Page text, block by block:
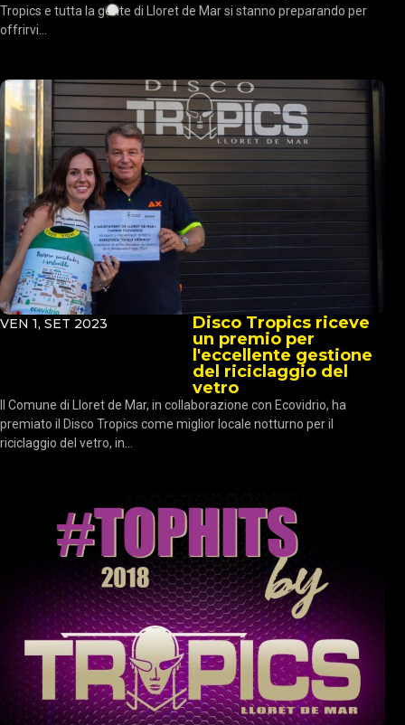
Tropics e tutta la gente di Lloret de Mar si stanno preparando per
offrirvi...
VEN 1, SET 2023
Disco Tropics riceve
un premio per
l'eccellente gestione
del riciclaggio del
vetro
Il Comune di Lloret de Mar, in collaborazione con Ecovidrio, ha
premiato il Disco Tropics come miglior locale notturno per il
riciclaggio del vetro, in...